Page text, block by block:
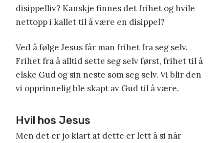
disippelliv? Kanskje finnes det frihet og hvile
nettopp i kallet til å være en disippel?
Ved å følge Jesus får man frihet fra seg selv.
Frihet fra å alltid sette seg selv først, frihet til å
elske Gud og sin neste som seg selv. Vi blir den
vi opprinnelig ble skapt av Gud til å være.
Hvil hos Jesus
Men det er jo klart at dette er lett å si når